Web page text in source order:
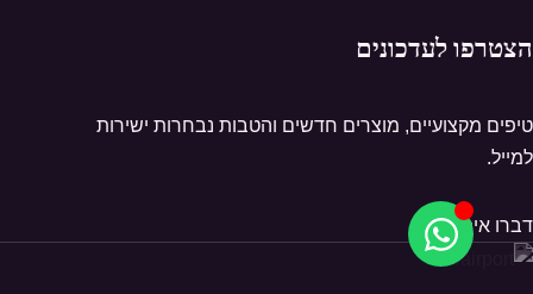
הצטרפו לעדכונים
טיפים מקצועיים, מוצרים חדשים והטבות נבחרות ישירות
למייל.
דברו איתנו